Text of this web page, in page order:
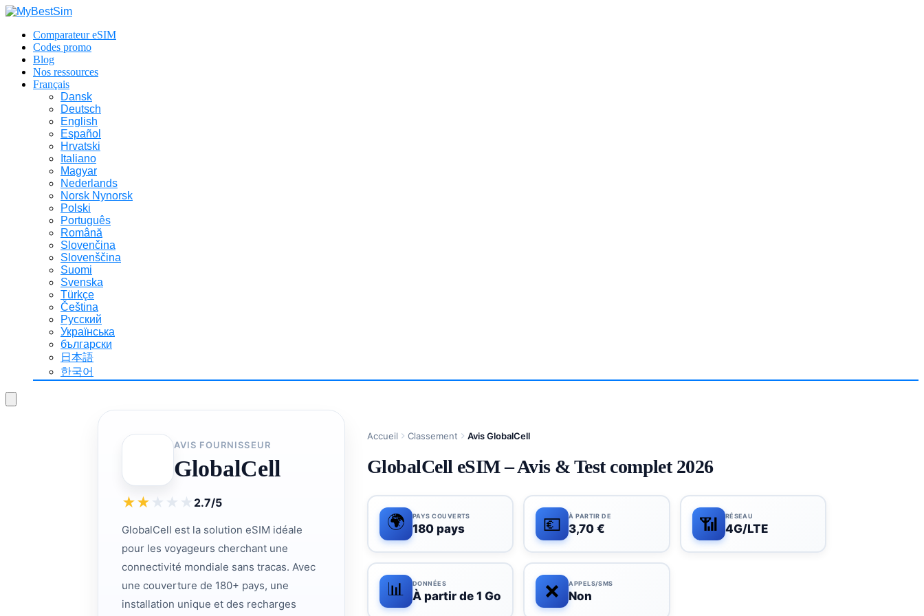
Comparateur eSIM
Codes promo
Blog
Nos ressources
Français
Dansk
Deutsch
English
Español
Hrvatski
Italiano
Magyar
Nederlands
Norsk Nynorsk
Polski
Português
Română
Slovenčina
Slovenščina
Suomi
Svenska
Türkçe
Čeština
Русский
Українська
български
日本語
한국어
AVIS FOURNISSEUR
GlobalCell
★★ ★ ★ ★ 2.7/5
GlobalCell est la solution eSIM idéale
pour les voyageurs cherchant une
connectivité mondiale sans tracas. Avec
une couverture de 180+ pays, une
installation unique et des recharges
Accueil Classement Avis GlobalCell
GlobalCell eSIM – Avis & Test complet 2026
🌍 PAYS COUVERTS
180 pays 💶 À PARTIR DE
3,70 € 📶 RÉSEAU
4G/LTE
📊 DONNÉES
À partir de 1 Go ❌ APPELS/SMS
Non